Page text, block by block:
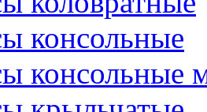
консольные
консольные